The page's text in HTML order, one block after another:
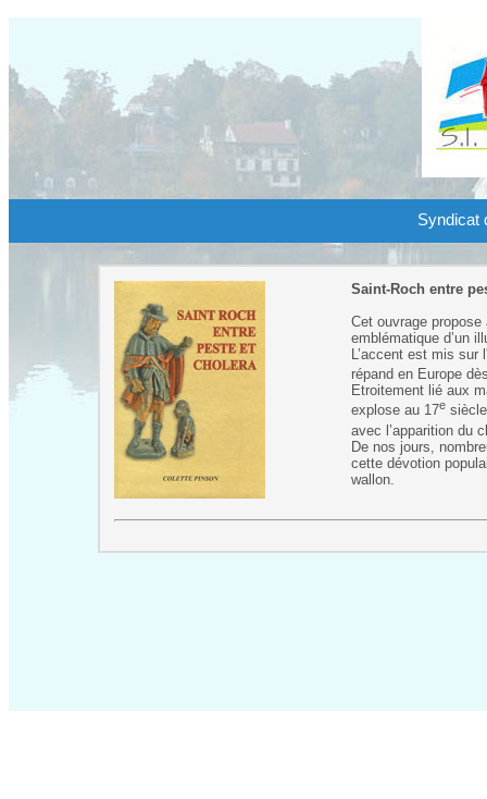
Syndicat
Saint-Roch entre
Cet ouvrage
emblématique d’un
L’accent est mis sur
répand en Europe
Etroitement lié aux
explose au 17e
avec l’apparition du
De nos jours,
cette dévotion
wallon.